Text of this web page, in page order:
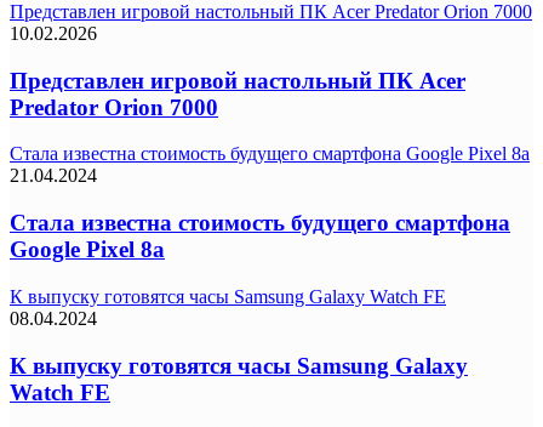
Представлен игровой настольный ПК Acer Predator Orion 7000
10.02.2026
Представлен игровой настольный ПК Acer
Predator Orion 7000
Стала известна стоимость будущего смартфона Google Pixel 8a
21.04.2024
Стала известна стоимость будущего смартфона
Google Pixel 8a
К выпуску готовятся часы Samsung Galaxy Watch FE
08.04.2024
К выпуску готовятся часы Samsung Galaxy
Watch FE